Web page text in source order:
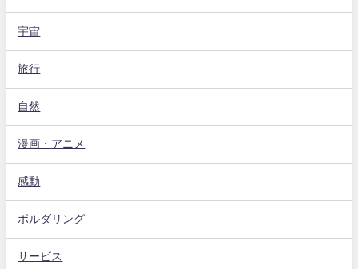
宇宙
旅行
自然
漫画・アニメ
感動
ボルダリング
サービス